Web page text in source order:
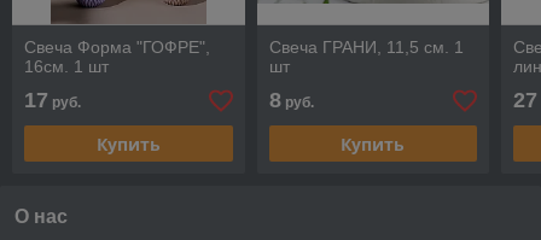
Свеча Форма "ГОФРЕ",
16см. 1 шт
17 руб.
Купить
Свеча ГРАНИ, 11,5 см. 1
шт
8руб.
Купить
27
О нас